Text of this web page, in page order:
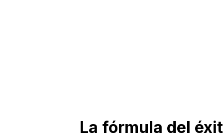
La fórmula del